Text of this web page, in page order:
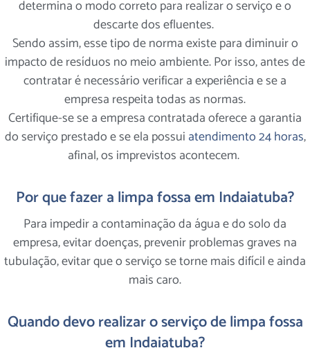
determina o modo correto para realizar o serviço e o
descarte dos efluentes.
Sendo assim, esse tipo de norma existe para diminuir o
impacto de resíduos no meio ambiente. Por isso, antes de
contratar é necessário verificar a experiência e se a
empresa respeita todas as normas.
Certifique-se se a empresa contratada oferece a garantia
do serviço prestado e se ela possui atendimento 24 horas,
afinal, os imprevistos acontecem.
Por que fazer a limpa fossa em Indaiatuba?
Para impedir a contaminação da água e do solo da
empresa, evitar doenças, prevenir problemas graves na
tubulação, evitar que o serviço se torne mais difícil e ainda
mais caro.
Quando devo realizar o serviço de limpa fossa
em Indaiatuba?